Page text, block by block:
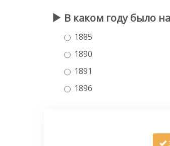
В каком году было
1885
1890
1891
1896